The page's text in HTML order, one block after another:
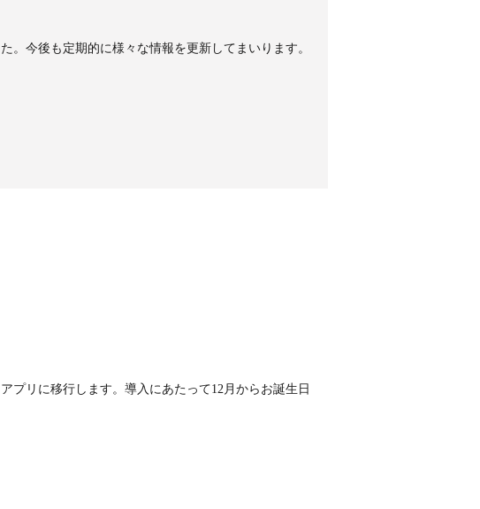
。今後も定期的に様々な情報を更新してまいります。
プリに移行します。導入にあたって12月からお誕生日